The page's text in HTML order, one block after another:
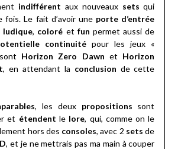
indifférent aux nouveaux sets qui
fois. Le fait d’avoir une porte d’entrée
ludique, coloré et fun permet aussi de
continuitépour les jeux «
Horizon Zero Dawn et Horizon
, en attendant la conclusion de cette
, les deux propositions sont
et étendent le lore, qui, comme on le
hors des consoles, avec 2 sets de
, et je ne mettrais pas ma main à couper